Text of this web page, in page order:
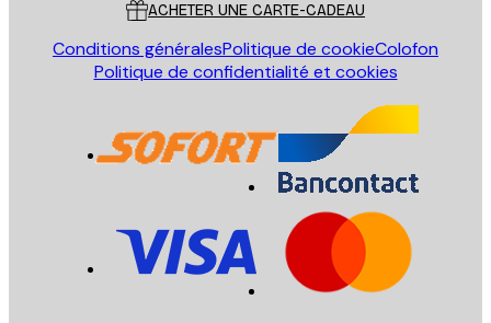
ACHETER UNE CARTE-CADEAU
Conditions généralesPolitique de cookieColofon
Politique de confidentialité et cookies